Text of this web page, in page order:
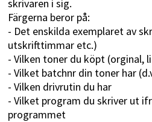
skrivaren i sig.
Färgerna beror på:
- Det enskilda exemplaret av
utskrifttimmar etc.)
- Vilken toner du köpt (orginal,
- Vilket batchnr din toner har
- Vilken drivrutin du har
- Vilket program du skriver ut
programmet